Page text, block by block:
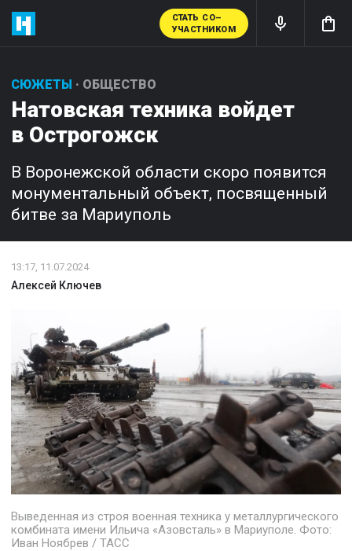
СТАТЬ СО–
УЧАСТНИКОМ
СЮЖЕТЫ · ОБЩЕСТВО
Натовская техника войдет
в Острогожск
В Воронежской области скоро появится
монументальный объект, посвященный
битве за Мариуполь
13:17, 11.07.2024
Алексей Ключев
Выведенная из строя военная техника у металлургического
комбината имени Ильича «Азовсталь» в Мариуполе. Фото:
Иван Ноябрев / ТАСС